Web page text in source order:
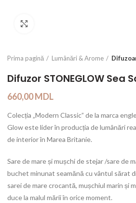
Prima pagină Lumânări & Arome
Difuzor STONEGLOW Sea
660,00MDL
Colecția „Modern Classic” de la marca
Glow este lider în producția de lumânări
de interior în Marea Britanie.
Sare de mare și mușchi de stejar /sare de
buchet minunat seamănă cu vântul sărat
sarei de mare crocantă, mușchiul marin și
duce la malul mării în orice moment.